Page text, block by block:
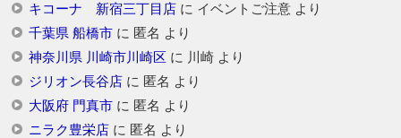
キコーナ 新宿三丁目店に イベントご注意より
千葉県 船橋市に 匿名 より
神奈川県 川崎市川崎区 に 川崎より
ジリオン長谷店に 匿名 より
大阪府 門真市に 匿名 より
ニラク豊栄店に 匿名 より